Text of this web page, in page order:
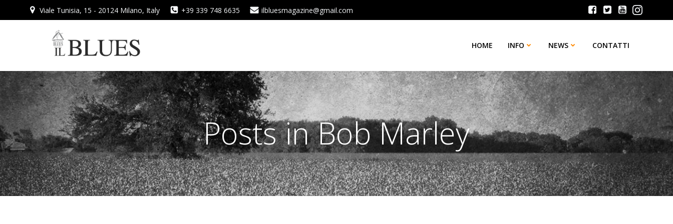
al
Viale Tunisia, 15 - 20124 Milano, Italy +39 339 748 6635 ilbluesmagazine@gmail.com
HOME INFO NEWS CONTATTI
Posts in Bob Marley